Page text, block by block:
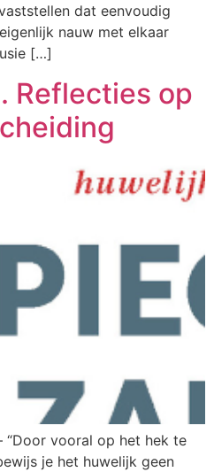
dat eenvoudig
nauw met elkaar
[…]
Reflecties op
“Door vooral op het hek te
je het huwelijk geen